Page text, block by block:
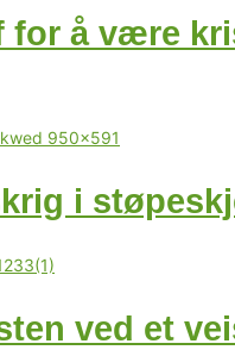
for å være
i
ved et